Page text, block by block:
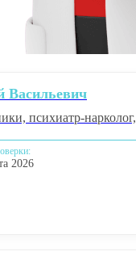
Васильевич
психиатр-нарколог,
2026